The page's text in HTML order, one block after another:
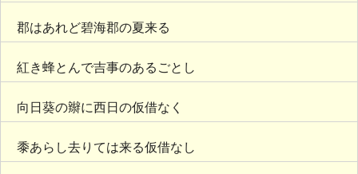
郡はあれど碧海郡の夏来る
紅き蜂とんで吉事のあるごとし
向日葵の辮に西日の仮借なく
黍あらし去りては来る仮借なし